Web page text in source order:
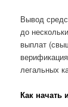
Вывод
до
выплат
легальных
Как начать